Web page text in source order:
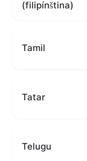
(filipínština)
Tamil
Tatar
Telugu